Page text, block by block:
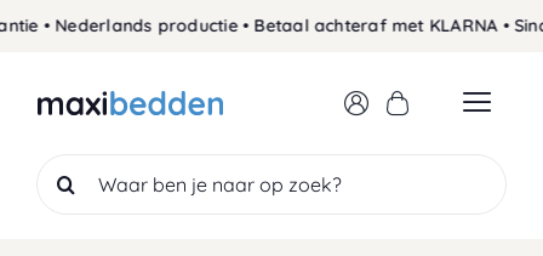
productie • Betaal achteraf met KLARNA • Sinds
Search
for: